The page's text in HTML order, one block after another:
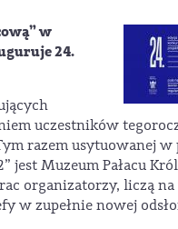
w
24.
uczestników
razem usytuowanej w
Muzeum Pałacu
organizatorzy, liczą
w zupełnie nowej